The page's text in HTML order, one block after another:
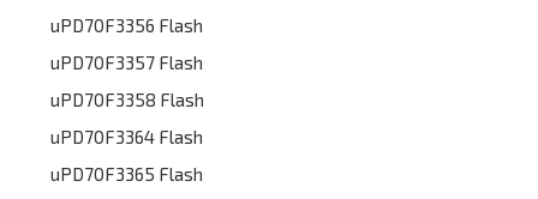
uPD70F3356 Flash
uPD70F3357 Flash
uPD70F3358 Flash
uPD70F3364 Flash
uPD70F3365 Flash